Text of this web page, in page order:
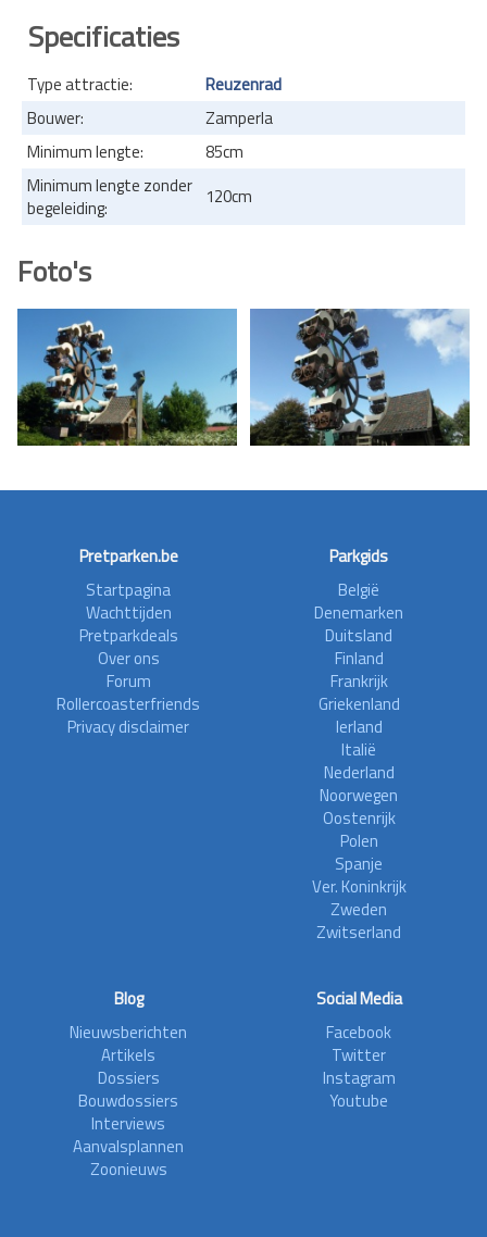
Specificaties
Type attractie:
Reuzenrad
Bouwer:
Zamperla
Minimum lengte:
85cm
Minimum lengte zonder
begeleiding:
120cm
Foto's
Pretparken.be
Startpagina
Wachttijden
Pretparkdeals
Over ons
Forum
Rollercoasterfriends
Privacy disclaimer
Parkgids
België
Denemarken
Duitsland
Finland
Frankrijk
Griekenland
Ierland
Italië
Nederland
Noorwegen
Oostenrijk
Polen
Spanje
Ver. Koninkrijk
Zweden
Zwitserland
Blog
Nieuwsberichten
Artikels
Dossiers
Bouwdossiers
Interviews
Aanvalsplannen
Zoonieuws
Social Media
Facebook
Twitter
Instagram
Youtube